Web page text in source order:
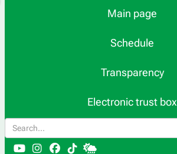
Main page
Schedule
Transparency
Electronic trust box